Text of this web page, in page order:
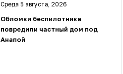
Среда 5 августа, 2026
Обломки беспилотника
повредили частный дом под
Анапой